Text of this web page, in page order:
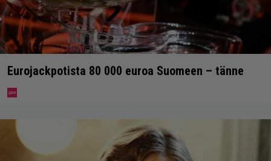
Eurojackpotista 80 000 euroa Suomeen – tänne